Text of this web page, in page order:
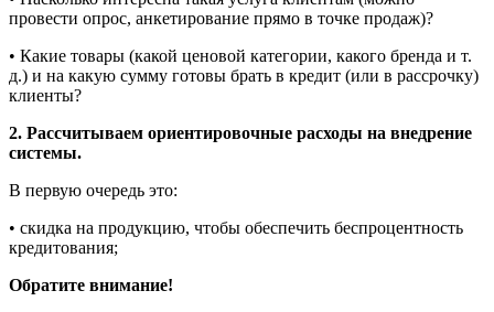
провести опрос, анкетирование прямо в точке продаж)?
• Какие товары (какой ценовой категории, какого бренда и т.
д.) и на какую сумму готовы брать в кредит (или в рассрочку)
клиенты?
2. Рассчитываем ориентировочные расходы на внедрение
системы.
В первую очередь это:
• скидка на продукцию, чтобы обеспечить беспроцентность
кредитования;
Обратите внимание!